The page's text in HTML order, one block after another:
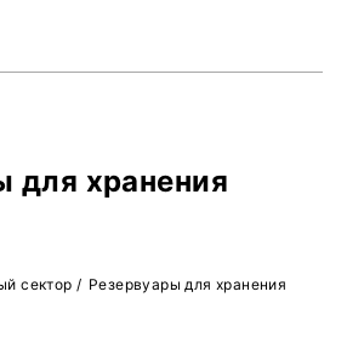
для хранения
сектор/ Резервуары для хранения